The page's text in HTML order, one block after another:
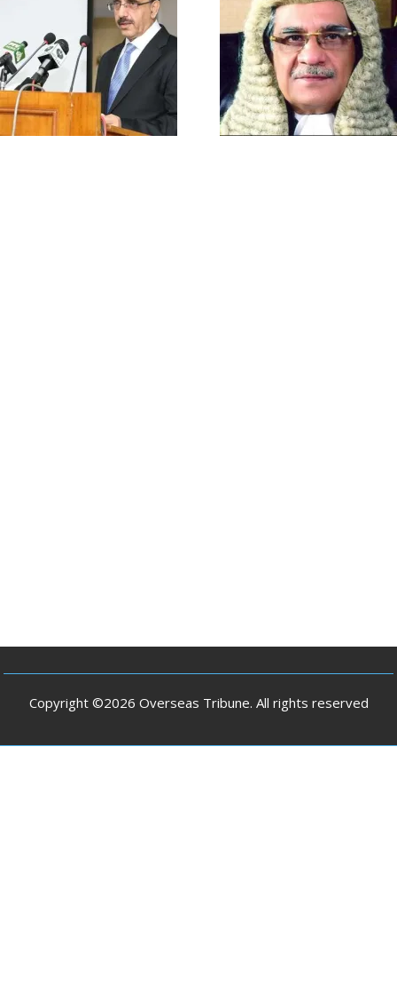
Copyright ©2026 Overseas Tribune. All rights reserved